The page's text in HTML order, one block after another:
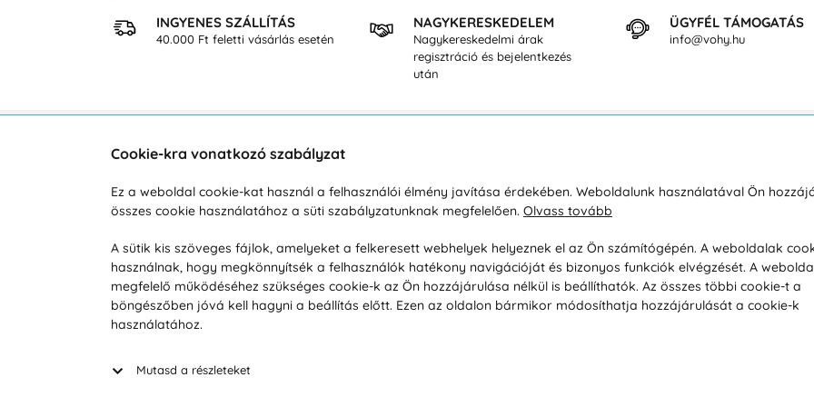
INGYENES SZÁLLÍTÁS
40.000 Ft feletti vásárlás esetén
NAGYKERESKEDELEM
Nagykereskedelmi árak
regisztráció és bejelentkezés
után
ÜGYFÉL TÁMOGATÁS
info@vohy.hu
Hétköznap 8:00-tól 16:00-ig
info@vohy.hu
Reklamáció / Áru visszaküldése
Szállítás és fizetés
Üzleti feltételek
Visszaküldési politika
Társaságról
Magánélet
Tanácsadó iroda
Cookie-kra vonatkozó szabályzat
Ez a weboldal cookie-kat használ a felhasználói élmény javítása érdekében. Weboldalunk használatával Ön
összes cookie használatához a süti szabályzatunknak megfelelően. Olvass tovább
A sütik kis szöveges fájlok, amelyeket a felkeresett webhelyek helyeznek el az Ön számítógépén. A weboldalak
használnak, hogy megkönnyítsék a felhasználók hatékony navigációját és bizonyos funkciók elvégzését. A
megfelelő működéséhez szükséges cookie-k az Ön hozzájárulása nélkül is beállíthatók. Az összes többi cookie-t a
böngészőben jóvá kell hagyni a beállítás előtt. Ezen az oldalon bármikor módosíthatja hozzájárulását a cookie-k
használatához.
Mutasd a részleteket